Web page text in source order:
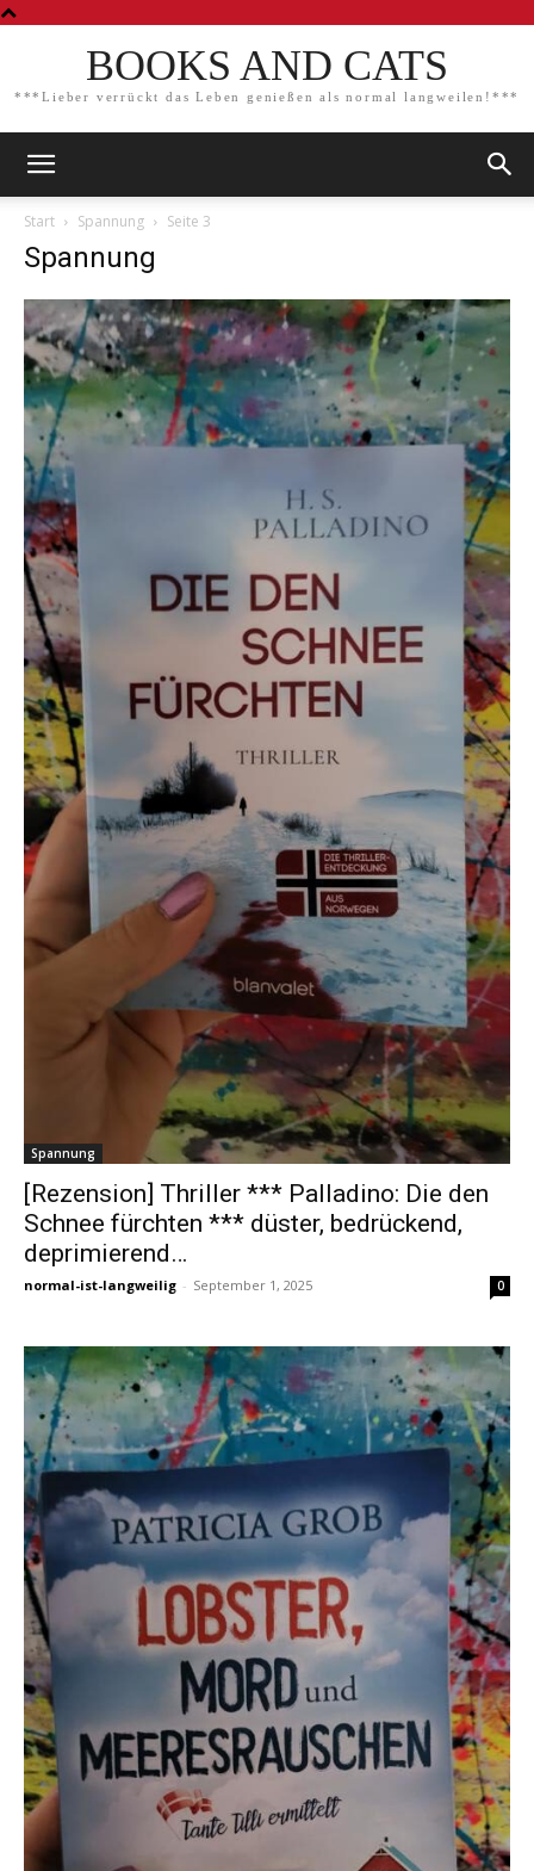
BOOKS AND CATS
***Lieber verrückt das Leben genießen als normal langweilen!***
Start Spannung Seite 3
Spannung
Spannung
[Rezension] Thriller *** Palladino: Die den
Schnee fürchten *** düster, bedrückend,
deprimierend…
normal-ist-langweilig - September 1, 2025 0